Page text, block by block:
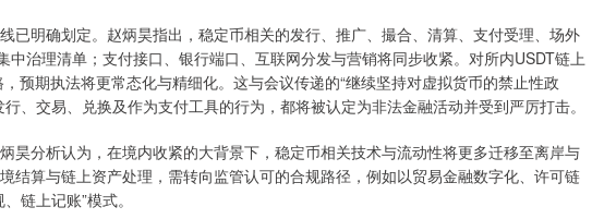
已明确划定。赵炳昊指出，稳定币相关的发行、推广、撮合、清算、支付受理、场外
中治理清单；支付接口、银行端口、互联网分发与营销将同步收紧。对所内USDT链上
预期执法将更常态化与精细化。这与会议传递的“继续坚持对虚拟货币的禁止性政
、交易、兑换及作为支付工具的行为，都将被认定为非法金融活动并受到严厉打击。
昊分析认为，在境内收紧的大背景下，稳定币相关技术与流动性将更多迁移至离岸与
结算与链上资产处理，需转向监管认可的合规路径，例如以贸易金融数字化、许可链
链上记账”模式。